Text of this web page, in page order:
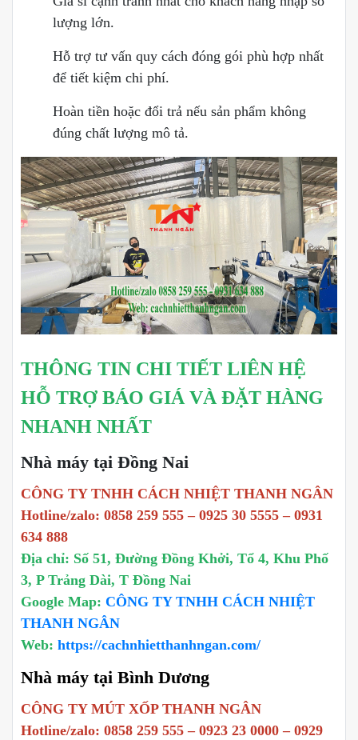
lượng lớn.
Hỗ trợ tư vấn quy cách đóng gói phù hợp nhất
để tiết kiệm chi phí.
Hoàn tiền hoặc đổi trả nếu sản phẩm không
đúng chất lượng mô tả.
THÔNG TIN CHI TIẾT LIÊN HỆ
HỖ TRỢ BÁO GIÁ VÀ ĐẶT HÀNG
NHANH NHẤT
Nhà máy tại Đồng Nai
CÔNG TY TNHH CÁCH NHIỆT THANH NGÂN
Hotline/zalo: 0858 259 555 – 0925 30 5555 – 0931
634 888
Địa chỉ: Số 51, Đường Đồng Khởi, Tổ 4, Khu Phố
3, P Trảng Dài, T Đồng Nai
Google Map: CÔNG TY TNHH CÁCH NHIỆT
THANH NGÂN
Web: https://cachnhietthanhngan.com/
Nhà máy tại Bình Dương
CÔNG TY MÚT XỐP THANH NGÂN
Hotline/zalo: 0858 259 555 – 0923 23 0000 – 0929